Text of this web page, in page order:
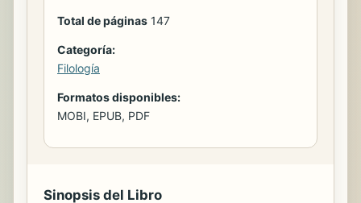
Total de páginas 147
Categoría:
Filología
Formatos disponibles:
MOBI, EPUB, PDF
Sinopsis del Libro